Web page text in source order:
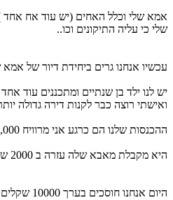
שלי כי עליה התיקונים וכו..
עכשיו אנחנו גרים ביחידת דיור של אמא שלי 3
יש לנו ילד בן שנתיים ומתכננים עוד אחד
ואישתי רוצה כבר לקנות דירה גדולה
ההכנסות שלנו הם כרגע אני מרוויח 16,000 נטו שכר ועוד 2000 שקלים שכירות
היא מקבלת מאבא שלה עזרה ב 2000 שקלים מתוך זה היא מפקידה לעצמה פנסיה של 1500 בחודש ועובדת פה ושם בעבודות לא קבועות חלקי משרות ומרוויחה בערך 3000 שקלים
היום אנחנו חוסכים בערך 10000 שקלים באופן גס